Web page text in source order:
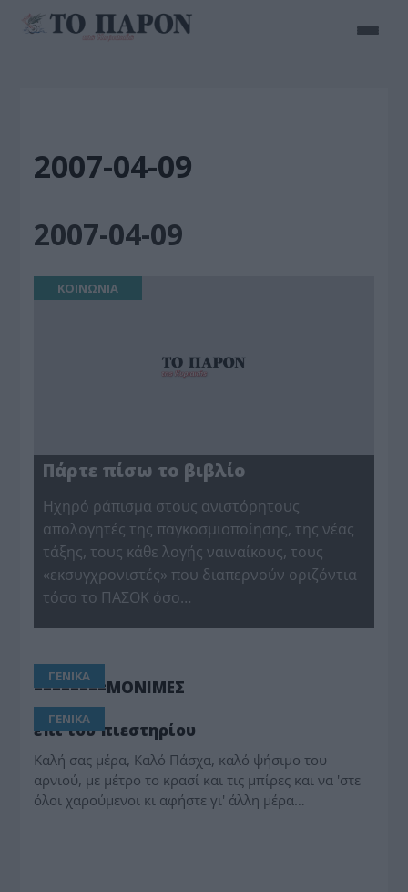
2007-04-09
2007-04-09
ΚΟΙΝΩΝΙΑ
Πάρτε πίσω το βιβλίο
Ηχηρό ράπισμα στους ανιστόρητους
απολογητές της παγκοσμιοποίησης, της νέας
τάξης, τους κάθε λογής ναιναίκους, τους
«εκσυγχρονιστές» που διαπερνούν οριζόντια
τόσο το ΠΑΣΟΚ όσο…
ΓΕΝΙΚΑ
========ΜΟΝΙΜΕΣ
ΓΕΝΙΚΑ
επί του πιεστηρίου
Καλή σας μέρα, Καλό Πάσχα, καλό ψήσιμο του
αρνιού, με μέτρο το κρασί και τις μπίρες και να 'στε
όλοι χαρούμενοι κι αφήστε γι' άλλη μέρα…